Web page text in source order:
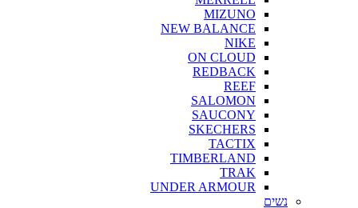
MIZUNO
NEW BALANCE
NIKE
ON CLOUD
REDBACK
REEF
SALOMON
SAUCONY
SKECHERS
TACTIX
TIMBERLAND
TRAK
UNDER ARMOUR
נשים